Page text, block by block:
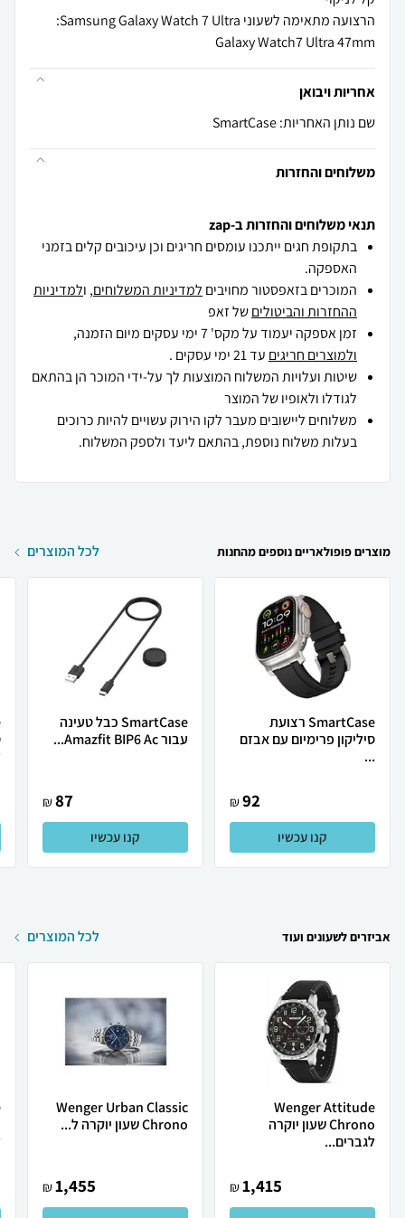
Galaxy Watch7 Ultra 47mm
אחריות ויבואן
שם נותן האחריות: SmartCase
משלוחים והחזרות
תנאי משלוחים והחזרות ב-zap
בתקופת חגים ייתכנו עומסים חריגים וכן עיכובים קלים בזמני
האספקה.
המוכרים בזאפסטור מחויבים למדיניות המשלוחים, ולמדיניות
ההחזרות והביטוליםשל זאפ
זמן אספקה יעמוד על מקס' 7 ימי עסקים מיום הזמנה,
ולמוצרים חריגים עד 21 ימי עסקים .
שיטות ועלויות המשלוח המוצעות לך על-ידי המוכר הן בהתאם
לגודלו ולאופיו של המוצר
משלוחים ליישובים מעבר לקו הירוק עשויים להיות כרוכים
בעלות משלוח נוספת, בהתאם ליעד ולספק המשלוח.
מוצרים פופולאריים נוספים מהחנות לכל המוצרים
SmartCase רצועת
סיליקון פרימיום עם אבזם
...
92
₪
קנו עכשיו
SmartCase כבל טעינה
עבור Amazfit BIP6 Ac...
87
₪
קנו עכשיו
אביזרים לשעונים ועוד לכל המוצרים
Wenger Attitude
Chrono שעון יוקרה
לגברים...
1,415
₪
Wenger Urban Classic
Chrono שעון יוקרה ל...
1,455
₪